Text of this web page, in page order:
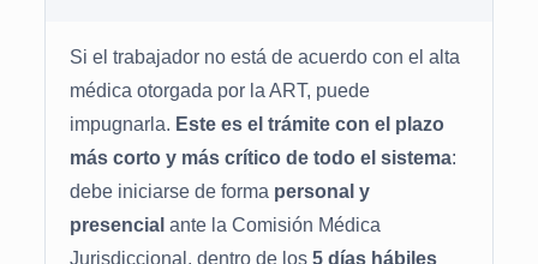
Si el trabajador no está de acuerdo con el alta
médica otorgada por la ART, puede
impugnarla. Este es el trámite con el plazo
más corto y más crítico de todo el sistema:
debe iniciarse de forma personal y
presencial ante la Comisión Médica
Jurisdiccional, dentro de los 5 días hábiles